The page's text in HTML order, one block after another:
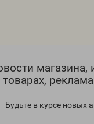
Будьте в курсе новых